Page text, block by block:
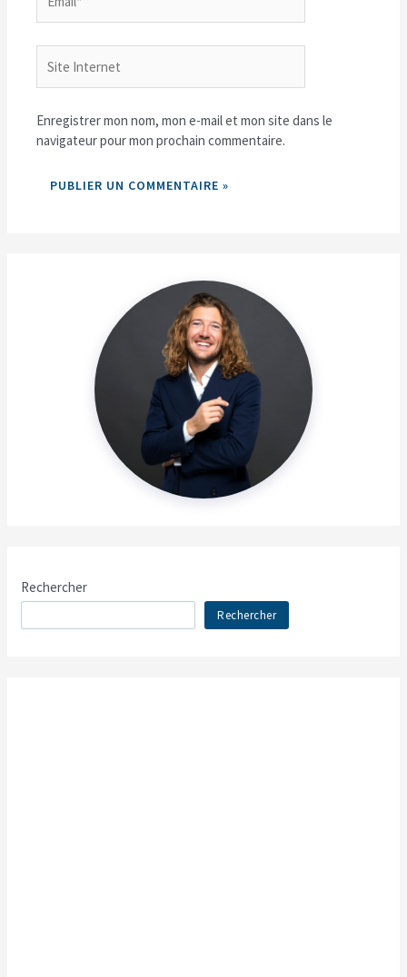
Internet
Enregistrer mon nom, mon e-mail et mon site dans le
navigateur pour mon prochain commentaire.
Rechercher
Rechercher